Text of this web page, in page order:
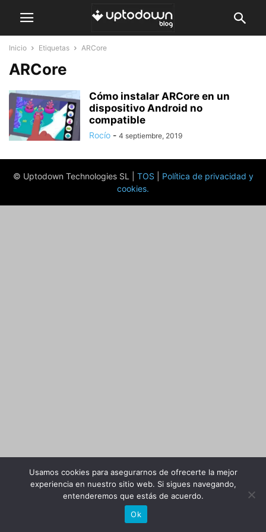
Inicio Etiquetas ARCore
ARCore
Cómo instalar ARCore en un
dispositivo Android no
compatible
Rocío - 4 septiembre, 2019
© Uptodown Technologies SL | TOS
Política de privacidad y
cookies.
Usamos cookies para asegurarnos de ofrecerte la mejor
experiencia en nuestro sitio web. Si sigues navegando,
entenderemos que estás de acuerdo.
Ok